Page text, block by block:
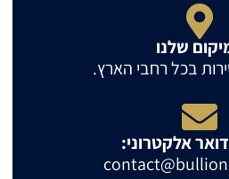
שלנו
בכל רחבי הארץ.
אלקטרוני: